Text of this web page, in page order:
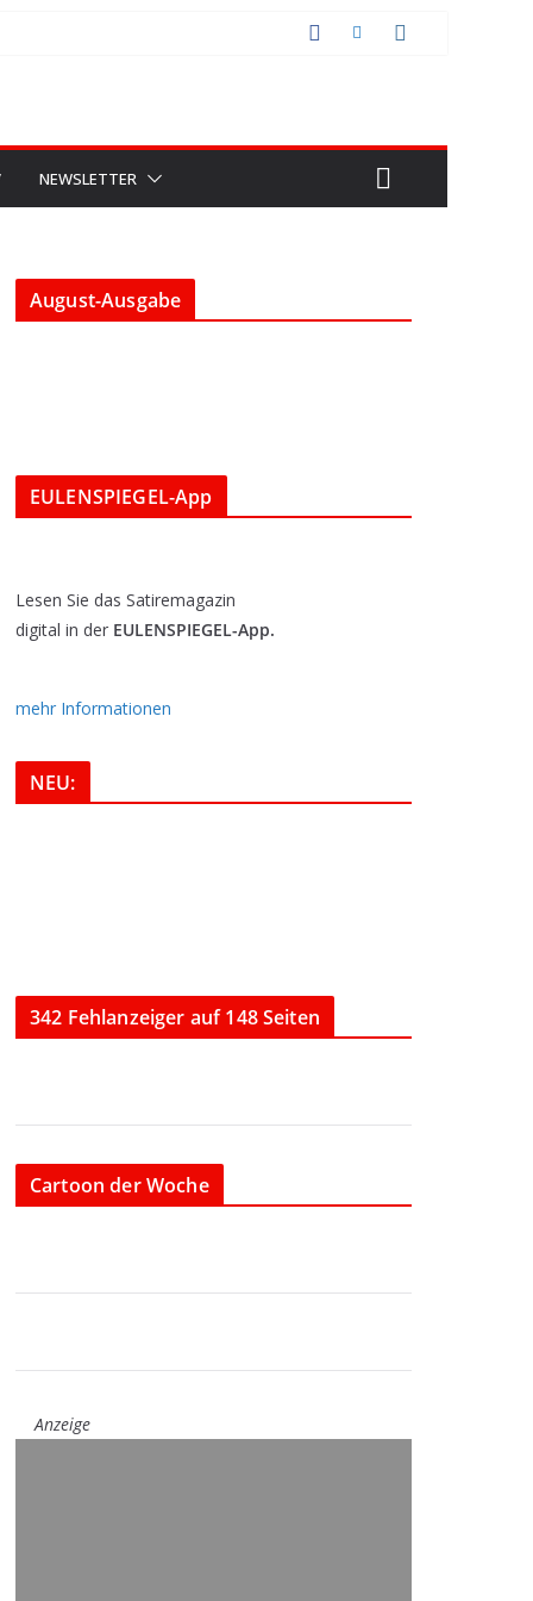
NEWSLETTER
August-Ausgabe
EULENSPIEGEL-App
Lesen Sie das Satiremagazin
digital in der EULENSPIEGEL-App.
mehr Informationen
NEU:
342 Fehlanzeiger auf 148 Seiten
Cartoon der Woche
Anzeige